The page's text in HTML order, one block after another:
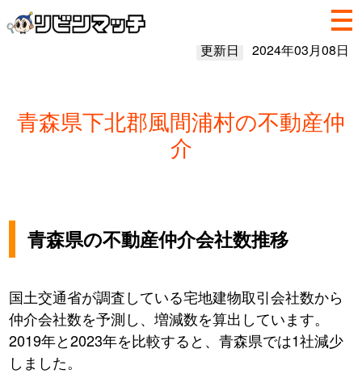
更新日 2024年03月08日
青森県下北郡風間浦村の不動産仲
介
青森県の不動産仲介会社数推移
国土交通省が調査している宅地建物取引会社数から
仲介会社数を予測し、増減数を算出しています。
2019年と2023年を比較すると、青森県では1社減少
しました。